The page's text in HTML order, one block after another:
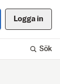
Logga in
Sök